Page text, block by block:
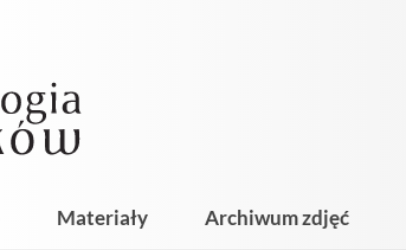
Materiały Archiwum zdjęć